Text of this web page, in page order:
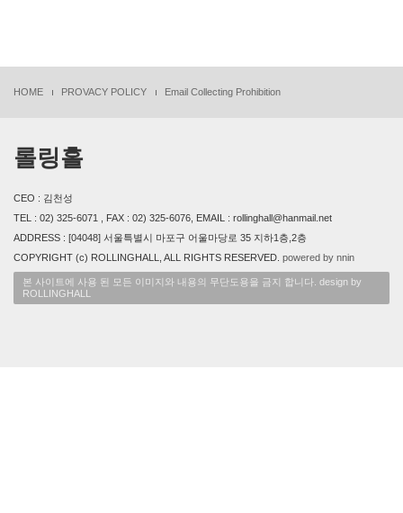
HOME PROVACY POLICY Email Collecting Prohibition
롤링홀
CEO : 김천성
TEL : 02) 325-6071 , FAX : 02) 325-6076, EMAIL : rollinghall@hanmail.net
ADDRESS : [04048] 서울특별시 마포구 어울마당로 35 지하1층,2층
COPYRIGHT (c) ROLLINGHALL, ALL RIGHTS RESERVED. powered by nnin
본 사이트에 사용 된 모든 이미지와 내용의 무단도용을 금지 합니다. design by
ROLLINGHALL